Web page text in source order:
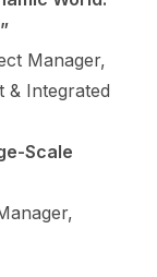
Manager,
& Integrated
Scale